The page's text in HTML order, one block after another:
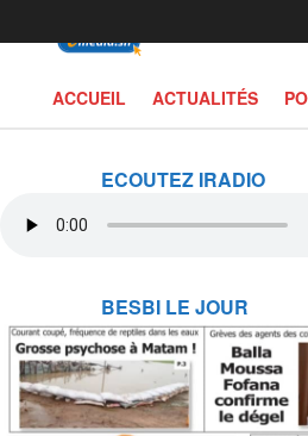
ECOUTEZ IRADIO
BESBI LE JOUR
ACCUEIL ACTUALITÉS